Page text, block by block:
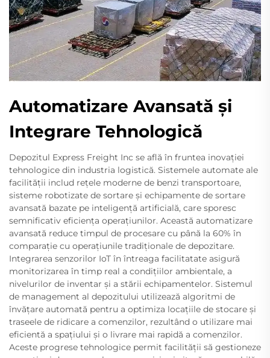
Automatizare Avansată și
Integrare Tehnologică
Depozitul Express Freight Inc se află în fruntea inovației
tehnologice din industria logistică. Sistemele automate ale
facilității includ rețele moderne de benzi transportoare,
sisteme robotizate de sortare și echipamente de sortare
avansată bazate pe inteligență artificială, care sporesc
semnificativ eficiența operațiunilor. Această automatizare
avansată reduce timpul de procesare cu până la 60% în
comparație cu operațiunile tradiționale de depozitare.
Integrarea senzorilor IoT în întreaga facilitatate asigură
monitorizarea în timp real a condițiilor ambientale, a
nivelurilor de inventar și a stării echipamentelor. Sistemul
de management al depozitului utilizează algoritmi de
învățare automată pentru a optimiza locațiile de stocare și
traseele de ridicare a comenzilor, rezultând o utilizare mai
eficientă a spațiului și o livrare mai rapidă a comenzilor.
Aceste progrese tehnologice permit facilității să gestioneze